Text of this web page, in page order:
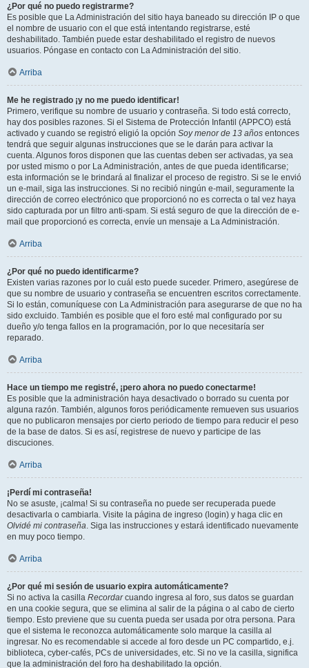
¿Por qué no puedo registrarme?
Es posible que La Administración del sitio haya baneado su dirección IP o que
el nombre de usuario con el que está intentando registrarse, esté
deshabilitado. También puede estar deshabilitado el registro de nuevos
usuarios. Póngase en contacto con La Administración del sitio.
Arriba
Me he registrado ¡y no me puedo identificar!
Primero, verifique su nombre de usuario y contraseña. Si todo está correcto,
hay dos posibles razones. Si el Sistema de Protección Infantil (APPCO) está
activado y cuando se registró eligió la opción Soy menor de 13 años entonces
tendrá que seguir algunas instrucciones que se le darán para activar la
cuenta. Algunos foros disponen que las cuentas deben ser activadas, ya sea
por usted mismo o por La Administración, antes de que pueda identificarse;
esta información se le brindará al finalizar el proceso de registro. Si se le envió
un e-mail, siga las instrucciones. Si no recibió ningún e-mail, seguramente la
dirección de correo electrónico que proporcionó no es correcta o tal vez haya
sido capturada por un filtro anti-spam. Si está seguro de que la dirección de e-
mail que proporcionó es correcta, envíe un mensaje a La Administración.
Arriba
¿Por qué no puedo identificarme?
Existen varias razones por lo cuál esto puede suceder. Primero, asegúrese de
que su nombre de usuario y contraseña se encuentren escritos correctamente.
Si lo están, comuníquese con La Administración para asegurarse de que no ha
sido excluido. También es posible que el foro esté mal configurado por su
dueño y/o tenga fallos en la programación, por lo que necesitaría ser
reparado.
Arriba
Hace un tiempo me registré, ¡pero ahora no puedo conectarme!
Es posible que la administración haya desactivado o borrado su cuenta por
alguna razón. También, algunos foros periódicamente remueven sus usuarios
que no publicaron mensajes por cierto periodo de tiempo para reducir el peso
de la base de datos. Si es así, registrese de nuevo y participe de las
discuciones.
Arriba
¡Perdí mi contraseña!
No se asuste, ¡calma! Si su contraseña no puede ser recuperada puede
desactivarla o cambiarla. Visite la página de ingreso (login) y haga clic en
Olvidé mi contraseña. Siga las instrucciones y estará identificado nuevamente
en muy poco tiempo.
Arriba
¿Por qué mi sesión de usuario expira automáticamente?
Si no activa la casilla Recordarcuando ingresa al foro, sus datos se guardan
en una cookie segura, que se elimina al salir de la página o al cabo de cierto
tiempo. Esto previene que su cuenta pueda ser usada por otra persona. Para
que el sistema le reconozca automáticamente solo marque la casilla al
ingresar. No es recomendable si accede al foro desde un PC compartido, e.j.
biblioteca, cyber-cafés, PCs de universidades, etc. Si no ve la casilla, significa
que la administración del foro ha deshabilitado la opción.